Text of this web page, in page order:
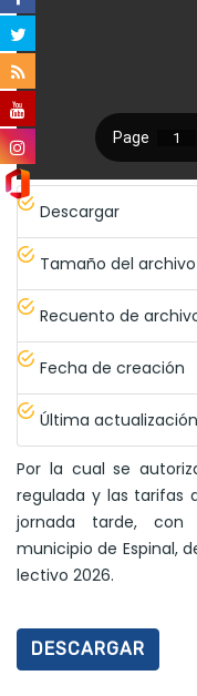
Descargar
Tamaño del archivo
Recuento de
Fecha de creación
Última actualización
Por la cual se
regulada y las tarifas
jornada tarde, con
municipio de Espinal,
lectivo 2026.
DESCARGAR